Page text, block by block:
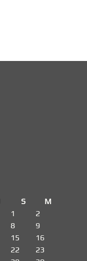
S
M
1
2
8
9
15
16
22
23